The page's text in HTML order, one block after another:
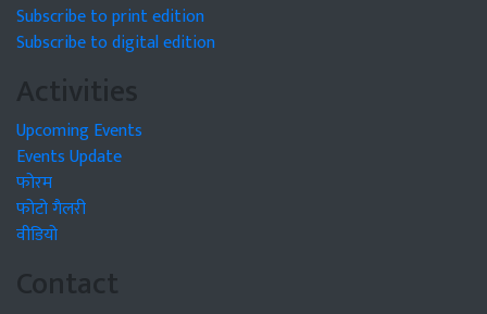
Subscribe to print edition
Subscribe to digital edition
Activities
Upcoming Events
Events Update
फोरम
फोटो गैलरी
वीडियो
Contact